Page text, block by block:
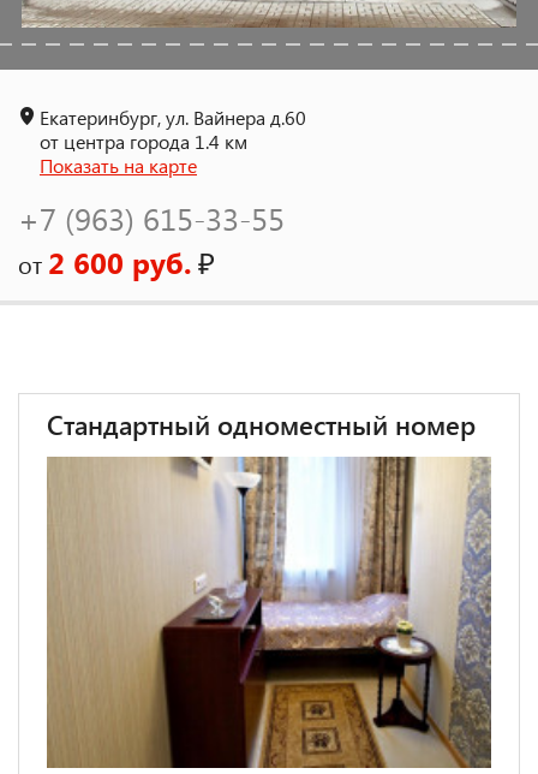
Екатеринбург, ул. Вайнера д.60
от центра города 1.4 км
Показать на карте
+7 (963) 615-33-55
от 2 600 руб.₽
Стандартный одноместный номер